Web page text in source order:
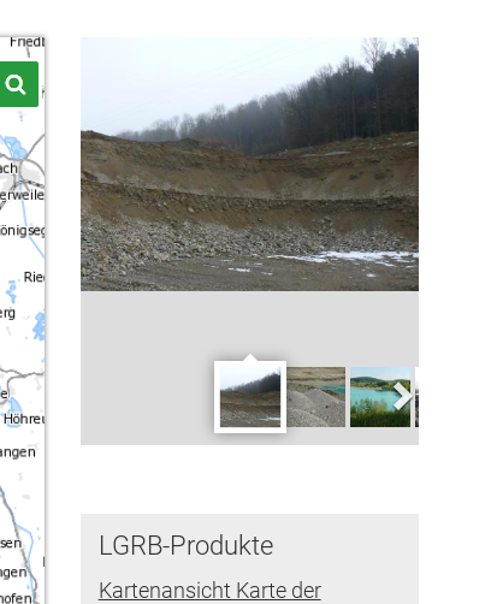
LGRB-Produkte
Kartenansicht Karte der